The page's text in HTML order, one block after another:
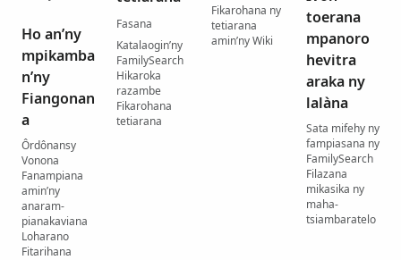
Ho an’ny
mpikamba
n’ny
Fiangonan
a
Ôrdônansy
Vonona
Fanampiana
amin’ny
anaram-
pianakaviana
Loharano
Fitarihana
Fasana
Katalaogin’ny
FamilySearch
Hikaroka
razambe
Fikarohana
tetiarana
Fikarohana ny
tetiarana
amin’ny Wiki
toerana
mpanoro
hevitra
araka ny
lalàna
Sata mifehy ny
fampiasana ny
FamilySearch
Filazana
mikasika ny
maha-
tsiambaratelo